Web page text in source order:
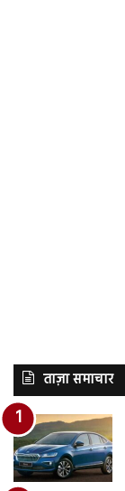
ताज़ा समाचार